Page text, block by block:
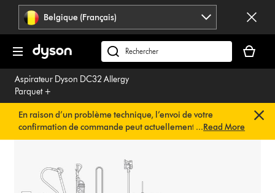
Sauter
pages
Belgique (Français)
Rechercher
des
produits
panier
est
Aspirateur Dyson DC32 Allergy
Parquet +
En raison d’un problème technique, l’envoi de votre
confirmation de commande peut actuellement être
retardé. Nous travaillons déjà à une solution rapide.Vous
commande vous sera envoyée automatiquement dans les
plus brefs délais.
...Read More